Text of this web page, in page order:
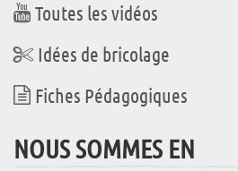
Toutes les vidéos
Idées de bricolage
Fiches Pédagogiques
NOUS SOMMES EN